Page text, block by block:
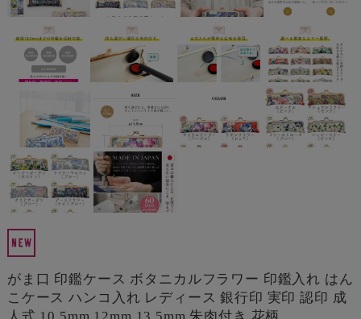
がま口 印鑑ケース ボタニカルフラワー 印鑑入れ はん
こケース ハンコ入れ レディース 銀行印 実印 認印 成